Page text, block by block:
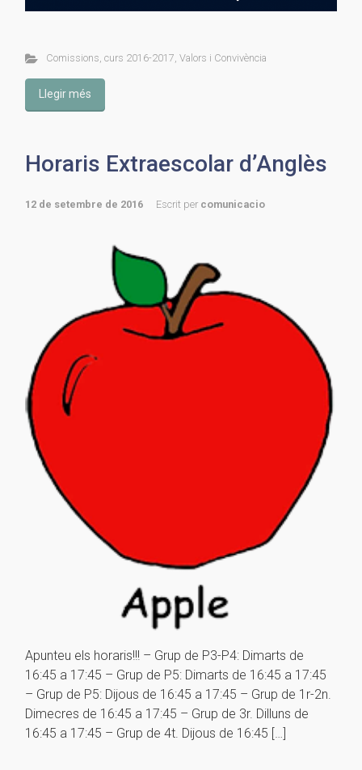
Comissions curs 2016-2017 Valors i Convivència
Llegir més
Horaris Extraescolar d’Anglès
12 de setembre de 2016 Escrit per comunicacio
Apunteu els horaris!!! – Grup de P3-P4: Dimarts de
16:45 a 17:45 – Grup de P5: Dimarts de 16:45 a 17:45
– Grup de P5: Dijous de 16:45 a 17:45 – Grup de 1r-2n.
Dimecres de 16:45 a 17:45 – Grup de 3r. Dilluns de
16:45 a 17:45 – Grup de 4t. Dijous de 16:45 […]